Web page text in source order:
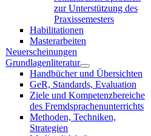
zur Unterstützung des
Praxissemesters
Habilitationen
Masterarbeiten
Neuerscheinungen
Grundlagenliteratur
Handbücher und Übersichten
GeR, Standards, Evaluation
Ziele und Kompetenzbereiche
des Fremdsprachenunterrichts
Methoden, Techniken,
Strategien